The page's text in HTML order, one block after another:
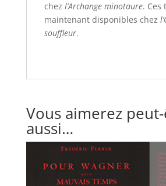
chez l’Archange minotaure. Ces
maintenant disponibles chez
souffleur.
Vous aimerez
aussi…